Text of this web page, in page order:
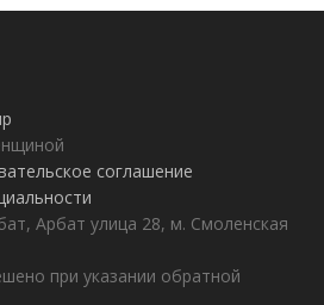
соглашение
Арбат улица 28, м. Смоленская
при указании обратной